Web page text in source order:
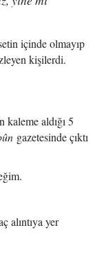
içinde olmayıp
kişilerdi.
aldığı 5
gazetesinde çıktı
alıntıya yer